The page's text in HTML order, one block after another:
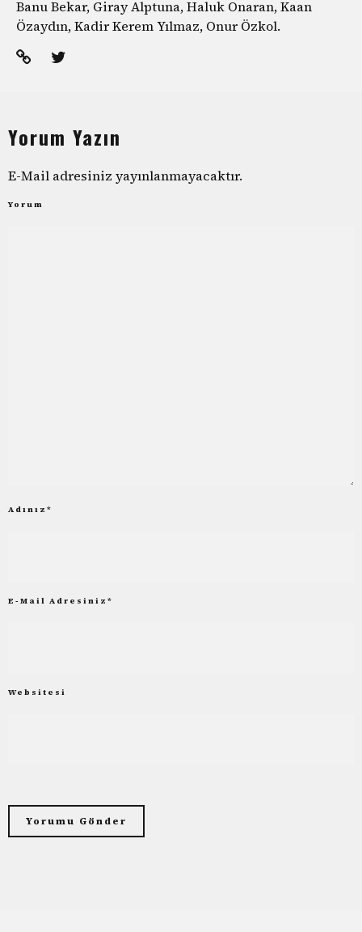
Banu Bekar, Giray Alptuna, Haluk Onaran, Kaan
Özaydın, Kadir Kerem Yılmaz, Onur Özkol.
Yorum Yazın
E-Mail adresiniz yayınlanmayacaktır.
Yorum
Adınız *
E-Mail Adresiniz *
Websitesi